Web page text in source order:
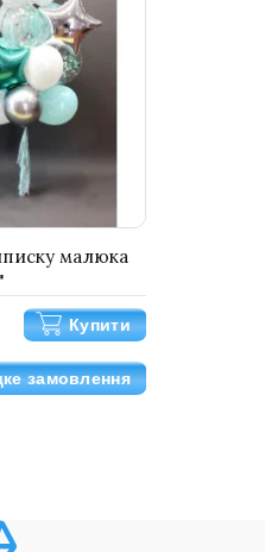
малюка
Купити
замовлення